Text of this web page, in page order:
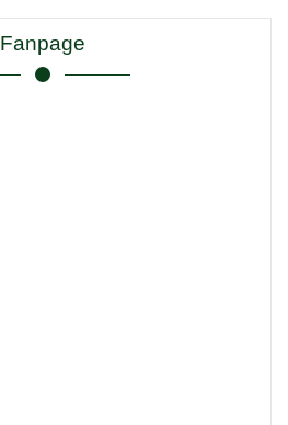
Fanpage